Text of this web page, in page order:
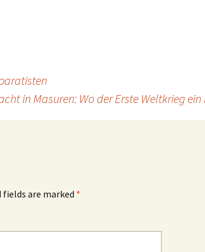
in Masuren: Wo der Erste Weltkrieg
fields are marked *